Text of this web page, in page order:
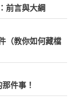
前言與大綱
（教你如何藏檔
件事！